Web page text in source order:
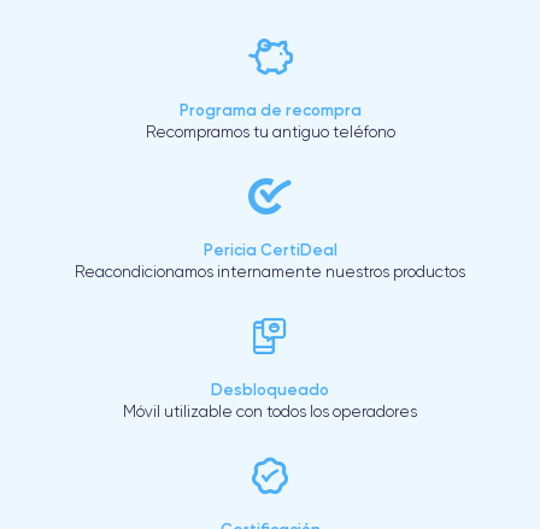
Programa de recompra
Recompramos tu antiguo teléfono
Pericia CertiDeal
Reacondicionamos internamente nuestros productos
Desbloqueado
Móvil utilizable con todos los operadores